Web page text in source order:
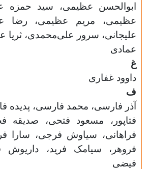
ابوالحسن عظیمی، سید حمزه
عظیمی، مریم عظیمی، رضا
علیجانی، سرور علی‌محمدی، ثریا
عمادی
غ
داوود غفاری
ف
آذر فارسی، محمد فارسی، پدیده
فتاپور، مسعود فتحی، صدیقه
فراهانی، سیاوش فرجی، سارا
فروهر، سیامک فرید، داریوش
فیضی